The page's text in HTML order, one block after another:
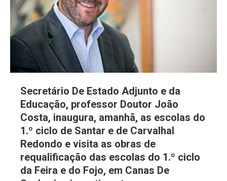
Secretário De Estado Adjunto e da
Educação, professor Doutor João
Costa, inaugura, amanhã, as escolas do
1.º ciclo de Santar e de Carvalhal
Redondo e visita as obras de
requalificação das escolas do 1.º ciclo
da Feira e do Fojo, em Canas De